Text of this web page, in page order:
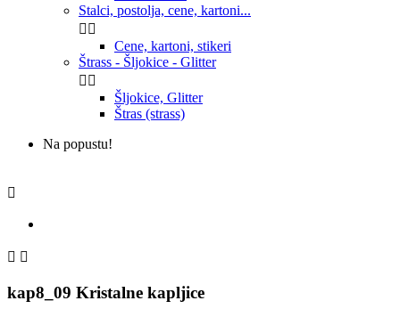
Stalci, postolja, cene, kartoni...
 
Cene, kartoni, stikeri
Štrass - Šljokice - Glitter
 
Šljokice, Glitter
Štras (strass)
Na popustu!

 
kap8_09 Kristalne kapljice